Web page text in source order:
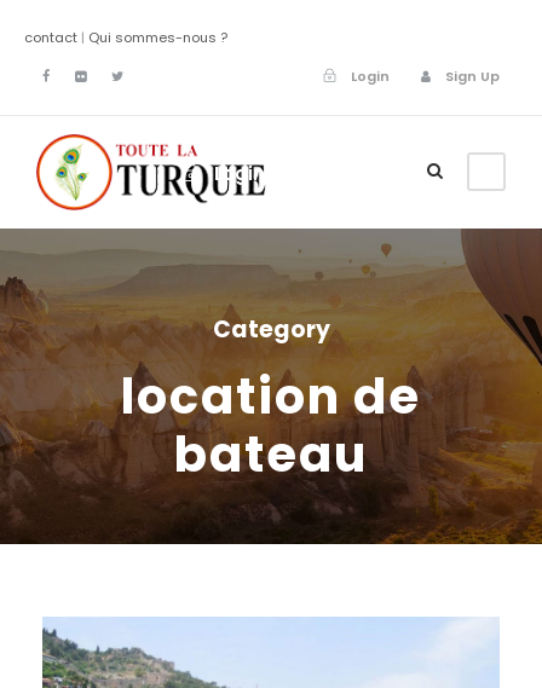
contact | Qui sommes-nous ?
Login
Sign Up
Login
Category
location de
bateau